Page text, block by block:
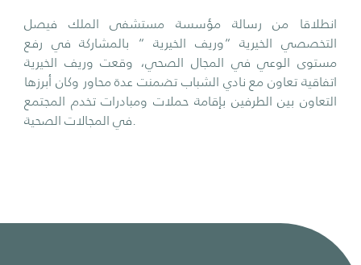
انطلاقا من رسالة مؤسسة مستشفى الملك فيصل
التخصصي الخيرية “وريف الخيرية “ بالمشاركة في رفع
مستوى الوعي في المجال الصحي، وقعت وريف الخيرية
اتفاقية تعاون مع نادي الشباب تضمنت عدة محاور وكان أبرزها
التعاون بين الطرفين بإقامة حملات ومبادرات تخدم المجتمع
في المجالات الصحية.